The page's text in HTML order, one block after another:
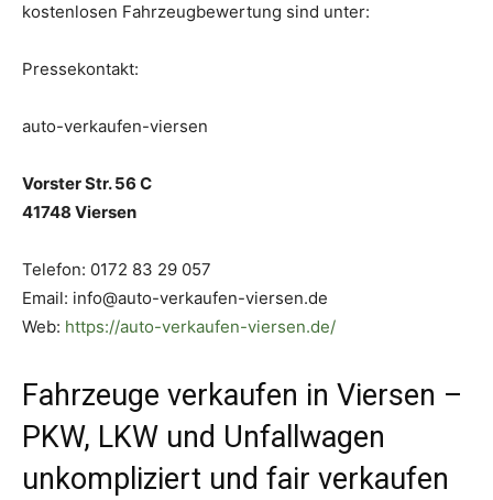
kostenlosen Fahrzeugbewertung sind unter:
Pressekontakt:
auto-verkaufen-viersen
Vorster Str. 56 C
41748 Viersen
Telefon: 0172 83 29 057
Email: info@auto-verkaufen-viersen.de
Web: https://auto-verkaufen-viersen.de/
Fahrzeuge verkaufen in Viersen –
PKW, LKW und Unfallwagen
unkompliziert und fair verkaufen